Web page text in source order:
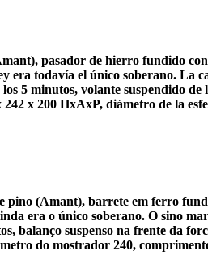
pasador de hierro fundido
era todavía el único soberano. La
5 minutos, volante suspendido de
x 200 HxAxP, diámetro de la
pino (Amant), barrete em ferro
era o único soberano. O sino
balanço suspenso na frente da
do mostrador 240,